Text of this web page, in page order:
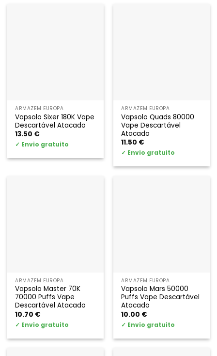
ARMAZÉM EUROPA
Vapsolo Sixer 180K Vape
Descartável Atacado
13.50 €
✓ Envio gratuito
ARMAZÉM EUROPA
Vapsolo Quads 80000
Vape Descartável
Atacado
11.50 €
✓ Envio gratuito
ARMAZÉM EUROPA
Vapsolo Master 70K
70000 Puffs Vape
Descartável Atacado
10.70 €
✓ Envio gratuito
ARMAZÉM EUROPA
Vapsolo Mars 50000
Puffs Vape Descartável
Atacado
10.00 €
✓ Envio gratuito